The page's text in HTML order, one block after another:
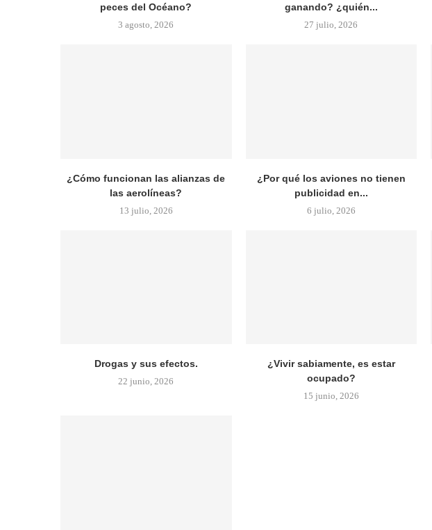
peces del Océano?
3 agosto, 2026
ganando? ¿quién...
27 julio, 2026
¿Cómo funcionan las alianzas de
las aerolíneas?
13 julio, 2026
¿Por qué los aviones no tienen
publicidad en...
6 julio, 2026
Drogas y sus efectos.
22 junio, 2026
¿Vivir sabiamente, es estar
ocupado?
15 junio, 2026